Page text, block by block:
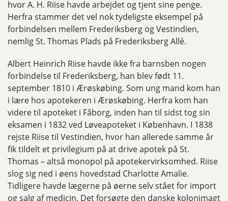
hvor A. H. Riise havde arbejdet og tjent sine penge.
Herfra stammer det vel nok tydeligste eksempel på
forbindelsen mellem Frederiksberg og Vestindien,
nemlig St. Thomas Plads på Frederiksberg Allé.
Albert Heinrich Riise havde ikke fra barnsben nogen
forbindelse til Frederiksberg, han blev født 11.
september 1810 i Ærøskøbing. Som ung mand kom han
i lære hos apotekeren i Ærøskøbing. Herfra kom han
videre til apoteket i Fåborg, inden han til sidst tog sin
eksamen i 1832 ved Løveapoteket i København. I 1838
rejste Riise til Vestindien, hvor han allerede samme år
fik tildelt et privilegium på at drive apotek på St.
Thomas – altså monopol på apotekervirksomhed. Riise
slog sig ned i øens hovedstad Charlotte Amalie.
Tidligere havde lægerne på øerne selv stået for import
og salg af medicin. Det forsøgte den danske kolonimagt